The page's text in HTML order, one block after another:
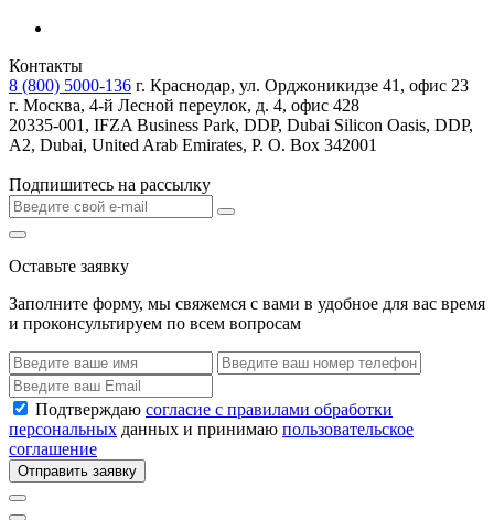
Контакты
8 (800) 5000-136 г. Краснодар, ул. Орджоникидзе 41, офис 23
г. Москва, 4-й Лесной переулок, д. 4, офис 428
20335-001, IFZA Business Park, DDP, Dubai Silicon Oasis, DDP,
A2, Dubai, United Arab Emirates, P. O. Box 342001
Подпишитесь на рассылку
Оставьте заявку
Заполните форму, мы свяжемся с вами в удобное для вас время
и проконсультируем по всем вопросам
Подтверждаю согласие с правилами обработки
персональных данных и принимаю пользовательское
соглашение
Отправить заявку